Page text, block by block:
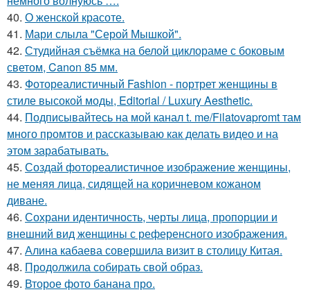
40. О женской красоте.
41. Мари слыла "Серой Мышкой".
42. Студийная съёмка на белой циклораме с боковым
светом, Canon 85 мм.
43. Фотореалистичный Fashion - портрет женщины в
стиле высокой моды, Editorial / Luxury Aesthetic.
44. Подписывайтесь на мой канал t. me/Filatovapromt там
много промтов и рассказываю как делать видео и на
этом зарабатывать.
45. Создай фотореалистичное изображение женщины,
не меняя лица, сидящей на коричневом кожаном
диване.
46. Сохрани идентичность, черты лица, пропорции и
внешний вид женщины с референсного изображения.
47. Алина кабаева совершила визит в столицу Китая.
48. Продолжила собирать свой образ.
49. Второе фото банана про.